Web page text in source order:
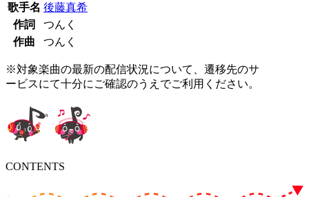
歌手名 後藤真希
作詞
つんく
作曲
つんく
※対象楽曲の最新の配信状況について、遷移先のサ
ービスにて十分にご確認のうえでご利用ください。
CONTENTS